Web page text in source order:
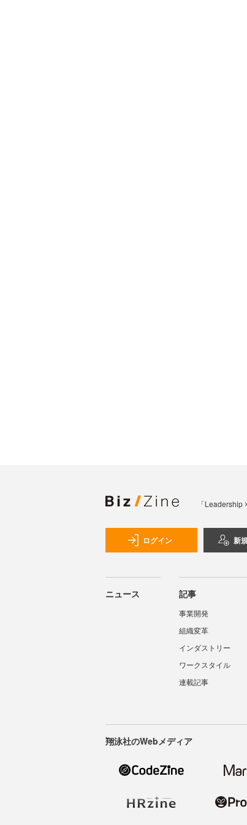
「
ログイン 新
ニュース 記事
事業開発
組織変革
インダストリー
ワークスタイル
連載記事
翔泳社のWebメディア